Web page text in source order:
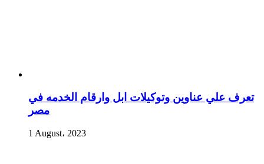
تعرف علي عناوين وتوكيلات ابل وارقام الخدمه في
مصر
1 August، 2023